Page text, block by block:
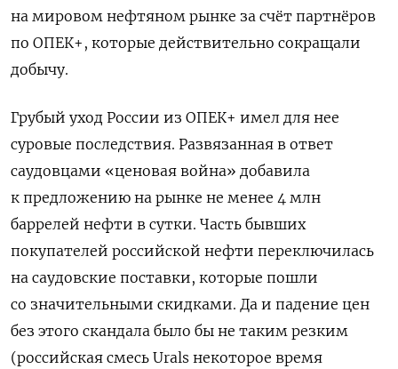
на мировом нефтяном рынке за счёт партнёров
по ОПЕК+, которые действительно сокращали
добычу.
Грубый уход России из ОПЕК+ имел для нее
суровые последствия. Развязанная в ответ
саудовцами «ценовая война» добавила
к предложению на рынке не менее 4 млн
баррелей нефти в сутки. Часть бывших
покупателей российской нефти переключилась
на саудовские поставки, которые пошли
со значительными скидками. Да и падение цен
без этого скандала было бы не таким резким
(российская смесь Urals некоторое время